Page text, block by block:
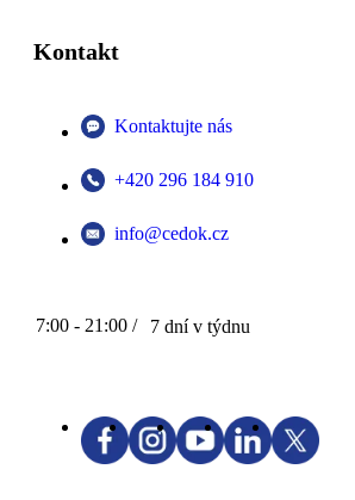
Kontakt
Kontaktujte nás
+420 296 184 910
info@cedok.cz
7:00 - 21:00 / 7 dní v týdnu